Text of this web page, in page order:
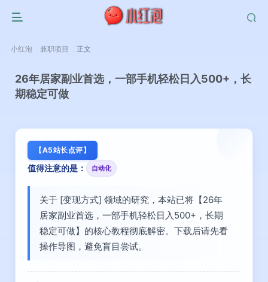
小红泡 兼职项目 正文
26年居家副业首选，一部手机轻松日入500+，长
期稳定可做
【A5站长点评】
值得注意的是： 自动化
关于 [变现方式] 领域的研究，本站已将【26年
居家副业首选，一部手机轻松日入500+，长期
稳定可做】的核心教程彻底解密。下载后请先看
操作导图，避免盲目尝试。